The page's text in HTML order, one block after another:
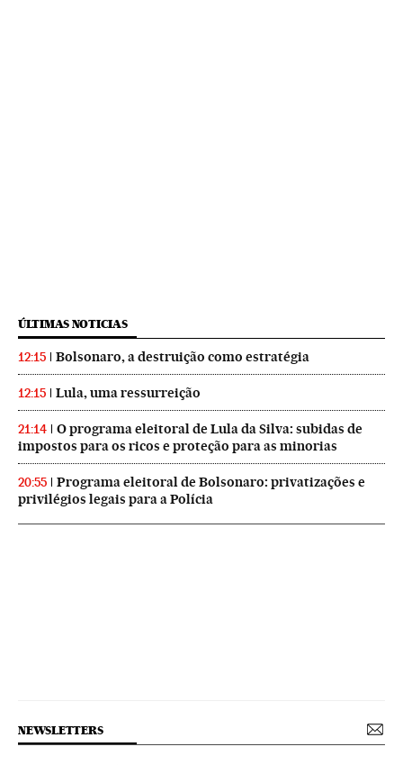
ÚLTIMAS NOTICIAS
12:15 Bolsonaro, a destruição como estratégia
12:15 Lula, uma ressurreição
21:14
O programa eleitoral de Lula da Silva: subidas de
impostos para os ricos e proteção para as minorias
20:55
Programa eleitoral de Bolsonaro: privatizações e
privilégios legais para a Polícia
NEWSLETTERS